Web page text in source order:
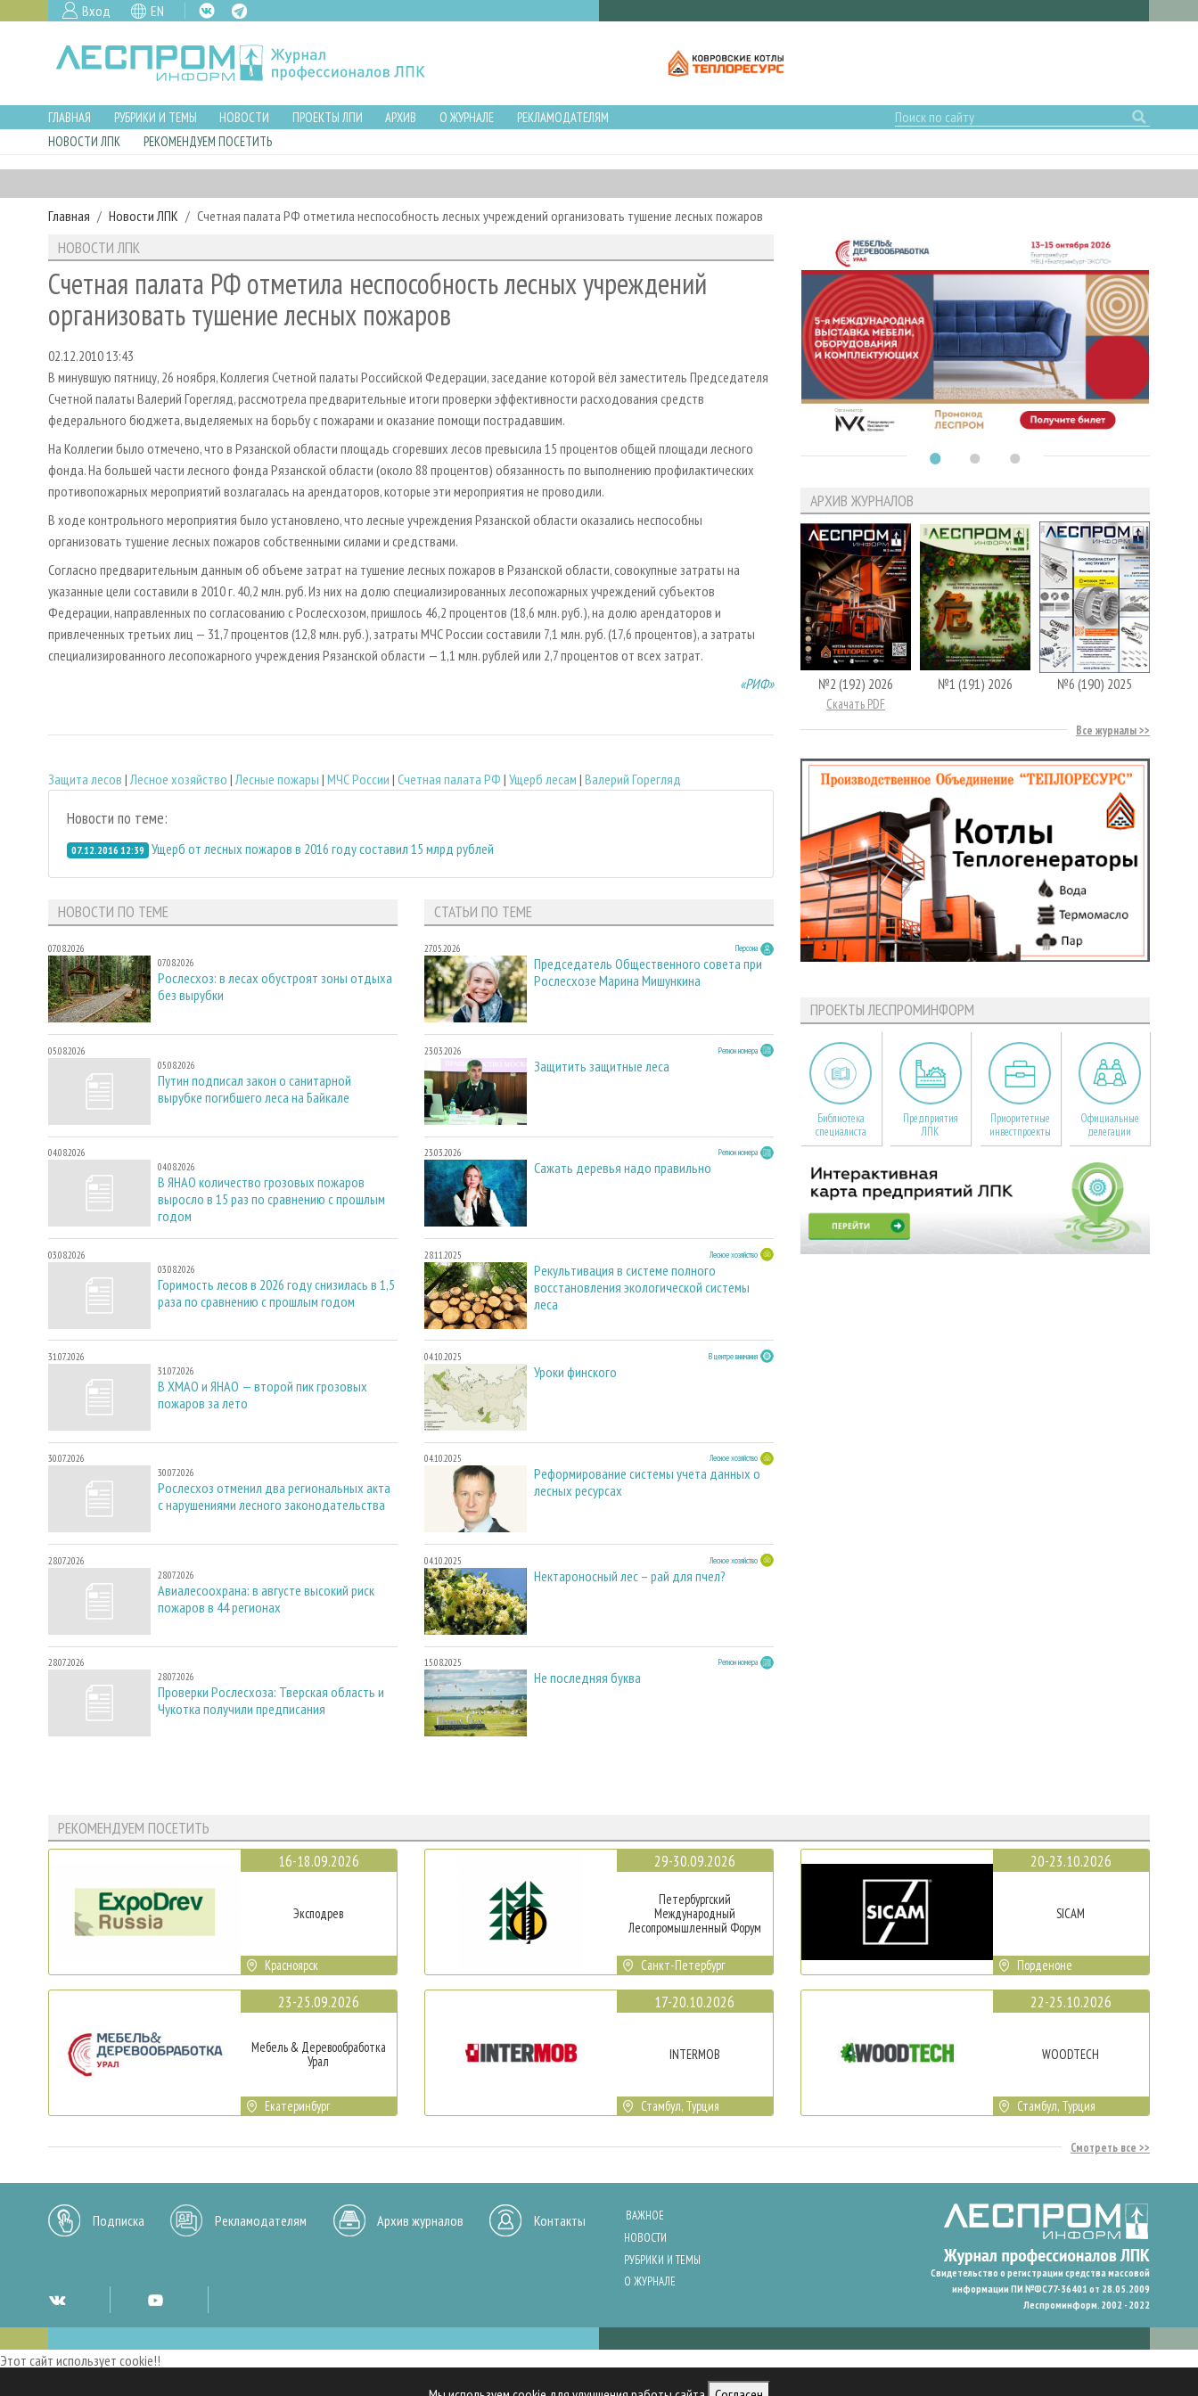
Вход EN
ГЛАВНАЯ РУБРИКИ И ТЕМЫ НОВОСТИ ПРОЕКТЫ ЛПИ АРХИВ О ЖУРНАЛЕ
РЕКЛАМОДАТЕЛЯМ
НОВОСТИ ЛПК
РЕКОМЕНДУЕМ ПОСЕТИТЬ
Главная Новости ЛПК Счетная палата РФ отметила неспособность лесных учреждений организовать тушение лесных пожаров
НОВОСТИ ЛПК
Счетная палата РФ отметила неспособность лесных учреждений
организовать тушение лесных пожаров
02.12.2010 13:43
В минувшую пятницу, 26 ноября, Коллегия Счетной палаты Российской Федерации, заседание которой вёл заместитель Председателя
Счетной палаты Валерий Горегляд, рассмотрела предварительные итоги проверки эффективности расходования средств
федерального бюджета, выделяемых на борьбу с пожарами и оказание помощи пострадавшим.
На Коллегии было отмечено, что в Рязанской области площадь сгоревших лесов превысила 15 процентов общей площади лесного
фонда. На большей части лесного фонда Рязанской области (около 88 процентов) обязанность по выполнению профилактических
противопожарных мероприятий возлагалась на арендаторов, которые эти мероприятия не проводили.
В ходе контрольного мероприятия было установлено, что лесные учреждения Рязанской области оказались неспособны
организовать тушение лесных пожаров собственными силами и средствами.
Согласно предварительным данным об объеме затрат на тушение лесных пожаров в Рязанской области, совокупные затраты на
указанные цели составили в 2010 г. 40,2 млн. руб. Из них на долю специализированных лесопожарных учреждений субъектов
Федерации, направленных по согласованию с Рослесхозом, пришлось 46,2 процентов (18,6 млн. руб.), на долю арендаторов и
привлеченных третьих лиц — 31,7 процентов (12,8 млн. руб.), затраты МЧС России составили 7,1 млн. руб. (17,6 процентов), а затраты
специализированного лесопожарного учреждения Рязанской области — 1,1 млн. рублей или 2,7 процентов от всех затрат.
«РИФ»
Защита лесов | Лесное хозяйство | Лесные пожары | МЧС России | Счетная палата РФ | Ущерб лесам | Валерий Горегляд
Новости по теме:
07.12.2016 12:39 Ущерб от лесных пожаров в 2016 году составил 15 млрд рублей
НОВОСТИ ПО ТЕМЕ
07.08.2026
07.08.2026
Рослесхоз: в лесах обустроят зоны отдыха
без вырубки
05.08.2026
05.08.2026
Путин подписал закон о санитарной
вырубке погибшего леса на Байкале
04.08.2026
04.08.2026
В ЯНАО количество грозовых пожаров
выросло в 15 раз по сравнению с прошлым
годом
03.08.2026
03.08.2026
Горимость лесов в 2026 году снизилась в 1,5
раза по сравнению с прошлым годом
31.07.2026
31.07.2026
В ХМАО и ЯНАО — второй пик грозовых
пожаров за лето
30.07.2026
30.07.2026
Рослесхоз отменил два региональных акта
с нарушениями лесного законодательства
28.07.2026
28.07.2026
Авиалесоохрана: в августе высокий риск
пожаров в 44 регионах
28.07.2026
28.07.2026
Проверки Рослесхоза: Тверская область и
Чукотка получили предписания
СТАТЬИ ПО ТЕМЕ
27.05.2026 Персона
Председатель Общественного совета при
Рослесхозе Марина Мишункина
23.03.2026 Регион номера
Защитить защитные леса
23.03.2026 Регион номера
Сажать деревья надо правильно
28.11.2025 Лесное хозяйство
Рекультивация в системе полного
восстановления экологической системы
леса
04.10.2025 В центре внимания
Уроки финского
04.10.2025 Лесное хозяйство
Реформирование системы учета данных о
лесных ресурсах
04.10.2025 Лесное хозяйство
Нектароносный лес – рай для пчел?
15.08.2025 Регион номера
Не последняя буква
АРХИВ ЖУРНАЛОВ
№2 (192) 2026
Скачать PDF
№1 (191) 2026 №6 (190) 2025
Все журналы
ПРОЕКТЫ ЛЕСПРОМИНФОРМ
Библиотека
специалиста
Предприятия
ЛПК
Приоритетные
инвестпроекты
Официальные
делегации
РЕКОМЕНДУЕМ ПОСЕТИТЬ
16-18.09.2026
Эксподрев
Красноярск
23-25.09.2026
Мебель & Деревообработка
Урал
Екатеринбург
29-30.09.2026
Петербургский
Международный
Лесопромышленный Форум
Санкт-Петербург
17-20.10.2026
INTERMOB
Стамбул, Турция
20-23.10.2026
SICAM
Порденоне
22-25.10.2026
WOODTECH
Стамбул, Турция
Смотреть все
Подписка Рекламодателям Архив журналов Контакты
ВАЖНОЕ
НОВОСТИ
РУБРИКИ И ТЕМЫ
О ЖУРНАЛЕ
Свидетельство о регистрации средства массовой
информации ПИ №ФС77-36401 от 28.05.2009
Леспроминформ. 2002 - 2022
Этот сайт использует cookie!!
Мы используем cookies и аналогичные технологии для улучшения работы нашего сайта, анализа трафика и персонализации контента. Cookies помогают нам запомнить ваши предпочтения и улучшить пользовательский